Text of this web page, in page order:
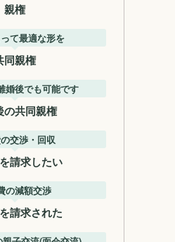
親権
て最適な形を
同親権
婚後でも可能です
の共同親権
交渉・回収
請求したい
の減額交渉
請求された